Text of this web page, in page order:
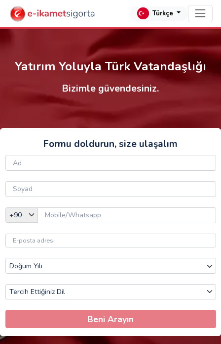
Türkçe
Yatırım Yoluyla Türk Vatandaşlığı
Bizimle güvendesiniz.
Formu doldurun, size ulaşalım
Beni Arayın